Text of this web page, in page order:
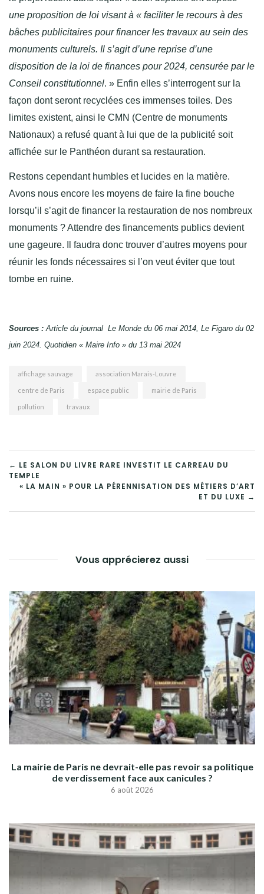
une proposition de loi visant à « faciliter le recours à des
bâches publicitaires pour financer les travaux au sein des
monuments culturels. Il s’agit d’une reprise d’une
disposition de la loi de finances pour 2024, censurée par le
Conseil constitutionnel. » Enfin elles s’interrogent sur la
façon dont seront recyclées ces immenses toiles. Des
limites existent, ainsi le CMN (Centre de monuments
Nationaux) a refusé quant à lui que de la publicité soit
affichée sur le Panthéon durant sa restauration.
Restons cependant humbles et lucides en la matière.
Avons nous encore les moyens de faire la fine bouche
lorsqu’il s’agit de financer la restauration de nos nombreux
monuments ? Attendre des financements publics devient
une gageure. Il faudra donc trouver d’autres moyens pour
réunir les fonds nécessaires si l’on veut éviter que tout
tombe en ruine.
Sources : Article du journal Le Monde du 06 mai 2014, Le Figaro du 02
juin 2024. Quotidien « Maire Info » du 13 mai 2024
affichage sauvage association Marais-Louvre
centre de Paris espace public mairie de Paris
pollution travaux
NAVIGATION
DE
L’ARTICLE
← LE SALON DU LIVRE RARE INVESTIT LE CARREAU DU
TEMPLE
« LA MAIN » POUR LA PÉRENNISATION DES MÉTIERS D’ART
ET DU LUXE →
Vous apprécierez aussi
La mairie de Paris ne devrait-elle pas revoir sa politique
de verdissement face aux canicules ?
6 août 2026